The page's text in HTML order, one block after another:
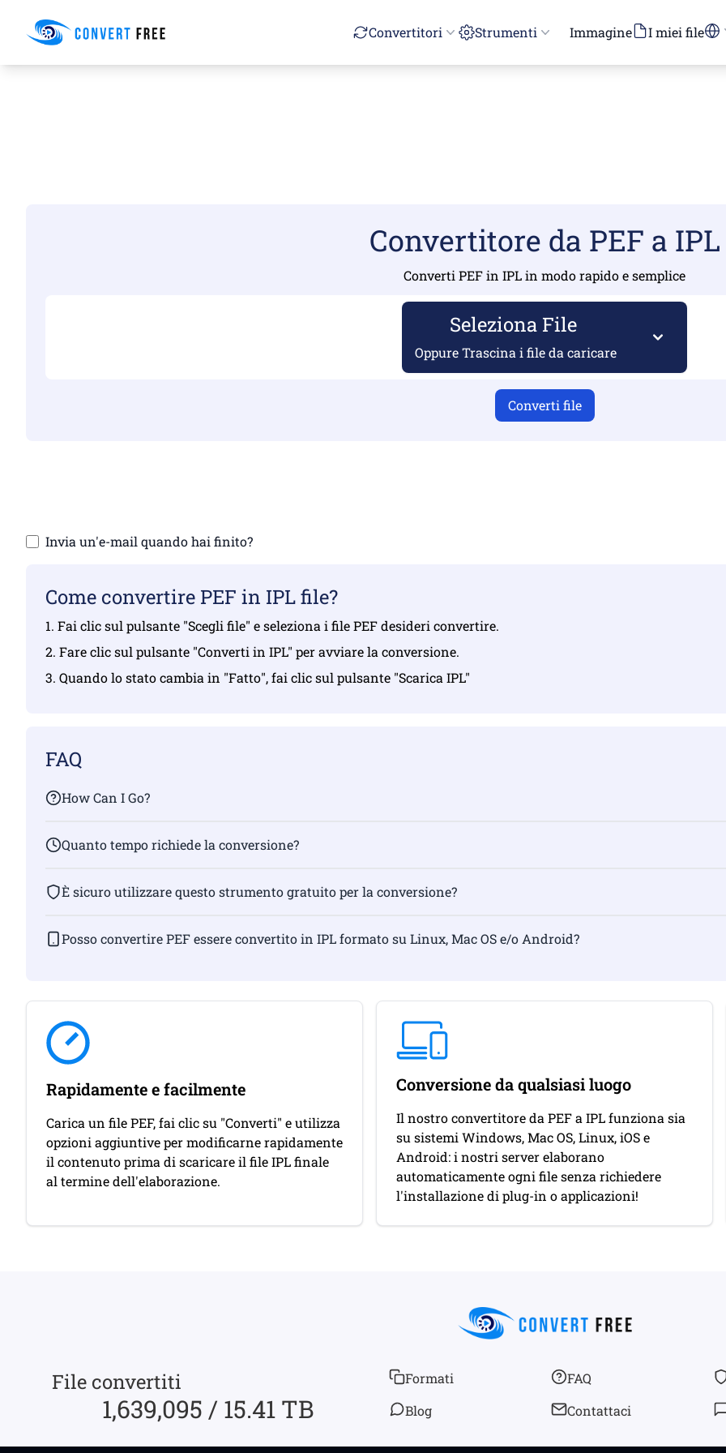
Convert Free Convertitori Strumenti Immagine I miei file
Convertitore da PEF a IPL
Converti PEF in IPL in modo rapido e semplice
Seleziona File
Oppure Trascina i file da caricare
Converti file
Invia un'e-mail quando hai finito?
Come convertire PEF in IPL file?
1. Fai clic sul pulsante "Scegli file" e seleziona i file PEF desideri convertire.
2. Fare clic sul pulsante "Converti in IPL" per avviare la conversione.
3. Quando lo stato cambia in "Fatto", fai clic sul pulsante "Scarica IPL"
FAQ
How Can I Go?
Quanto tempo richiede la conversione?
È sicuro utilizzare questo strumento gratuito per la conversione?
Posso convertire PEF essere convertito in IPL formato su Linux, Mac OS e/o Android?
Rapidamente e facilmente
Carica un file PEF, fai clic su "Converti" e utilizza
opzioni aggiuntive per modificarne rapidamente
il contenuto prima di scaricare il file IPL finale
al termine dell'elaborazione.
Conversione da qualsiasi luogo
Il nostro convertitore da PEF a IPL funziona sia
su sistemi Windows, Mac OS, Linux, iOS e
Android: i nostri server elaborano
automaticamente ogni file senza richiedere
l'installazione di plug-in o applicazioni!
File convertiti
1,639,095 / 15.41 TB
Formati
Blog
FAQ
Contattaci